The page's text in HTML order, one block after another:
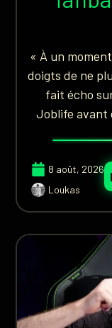
« À un
doigts de ne
fait écho
Joblife avant
8 août, 2026
Loukas